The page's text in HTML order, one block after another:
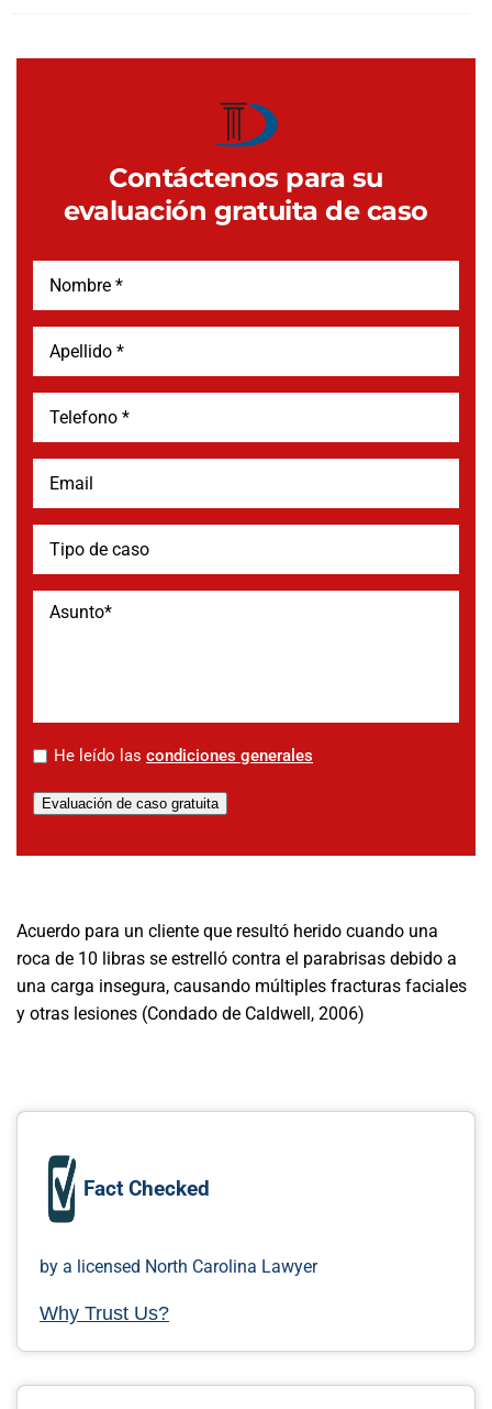
Contáctenos para su
evaluación gratuita de caso
* He leído las condiciones generales
Evaluación de caso gratuita
Acuerdo para un cliente que resultó herido cuando una
roca de 10 libras se estrelló contra el parabrisas debido a
una carga insegura, causando múltiples fracturas faciales
y otras lesiones (Condado de Caldwell, 2006)
Fact Checked
by a licensed North Carolina Lawyer
Why Trust Us?